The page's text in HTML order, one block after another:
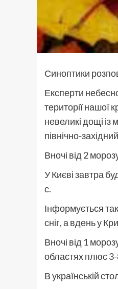
Синоптики
Експерти
території нашої
невеликі дощі із
північно-
Вночі від 2
У Києві завтра
с.
Інформується
сніг, а вдень у
Вночі від 1
областях плюс
В українській